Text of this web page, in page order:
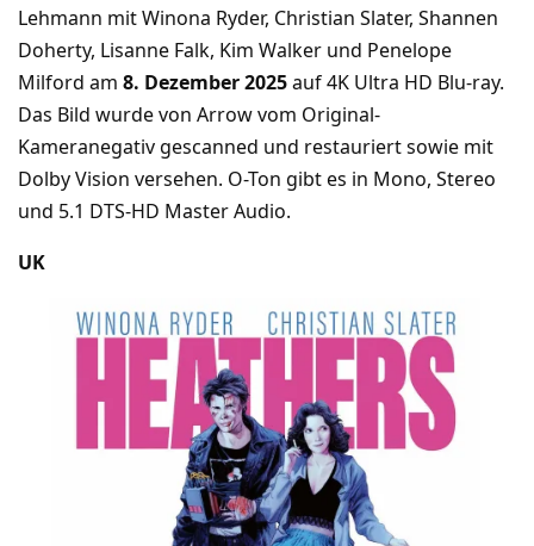
Lehmann mit Winona Ryder, Christian Slater, Shannen
Doherty, Lisanne Falk, Kim Walker und Penelope
Milford am 8. Dezember 2025auf 4K Ultra HD Blu-ray.
Das Bild wurde von Arrow vom Original-
Kameranegativ gescanned und restauriert sowie mit
Dolby Vision versehen. O-Ton gibt es in Mono, Stereo
und 5.1 DTS-HD Master Audio.
UK